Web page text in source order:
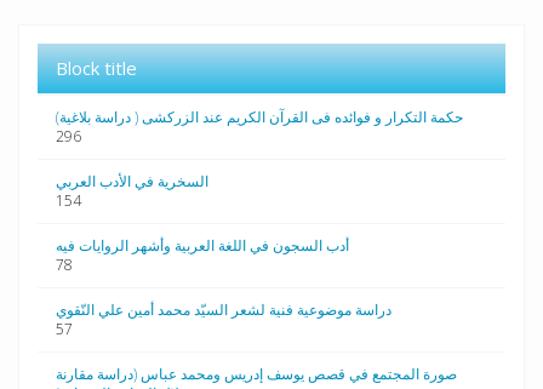
Block title
حکمة التکرار و فوائده فی القرآن الکریم عند الزرکشی ( دراسة بلاغیة)
296
السخرية في الأدب العربي
154
أدب السجون في اللغة العربية وأشهر الروايات فيه
78
دراسة موضوعية فنية لشعر السيّد محمد أمين علي النّقوي
57
صورة المجتمع في قصص يوسف إدريس ومحمد عباس (دراسة مقارنة